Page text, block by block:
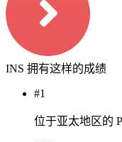
INS 拥有这样的成绩
#1
位于亚太地区的